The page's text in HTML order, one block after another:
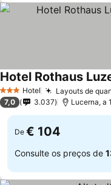
3 EstrelasHotel Layouts de
Hotel Rothaus
7,0 3.037 Lucerna, a
De € 104
Consulte os preços de